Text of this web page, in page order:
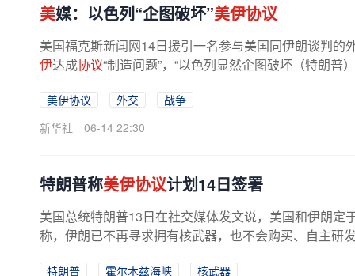
美媒：以色列“企图破坏”美伊协议
美国福克斯新闻网14日援引一名参与美国同伊朗谈判
伊达成协议“制造问题”，“以色列显然企图破坏（特朗普
美伊协议 外交
战争
新华社
06-14 22:30
特朗普称美伊协议计划14日签署
美国总统特朗普13日在社交媒体发文说，美国和伊朗定
称，伊朗已不再寻求拥有核武器，也不会购买、自主研
特朗普 霍尔木兹海峡 核武器